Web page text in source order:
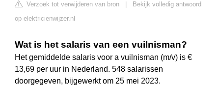
Verzoek tot verwijderen van bron
Bekijk volledig antwoord
op elektricienwijzer.nl
Wat is het salaris van een vuilnisman?
Het gemiddelde salaris voor a vuilnisman (m/v) is €
13,69 per uur in Nederland. 548 salarissen
doorgegeven, bijgewerkt om 25 mei 2023.